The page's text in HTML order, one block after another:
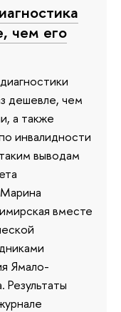
чем его
дешевле, чем
а также
инвалидности
выводам
вместе
Ямало-
Результаты